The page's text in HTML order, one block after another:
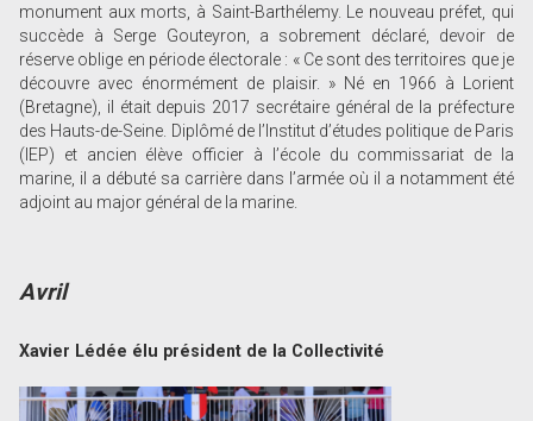
monument aux morts, à Saint-Barthélemy. Le nouveau préfet, qui
succède à Serge Gouteyron, a sobrement déclaré, devoir de
réserve oblige en période électorale : « Ce sont des territoires que je
découvre avec énormément de plaisir. » Né en 1966 à Lorient
(Bretagne), il était depuis 2017 secrétaire général de la préfecture
des Hauts-de-Seine. Diplômé de l’Institut d’études politique de Paris
(IEP) et ancien élève officier à l’école du commissariat de la
marine, il a débuté sa carrière dans l’armée où il a notamment été
adjoint au major général de la marine.
Avril
Xavier Lédée élu président de la Collectivité